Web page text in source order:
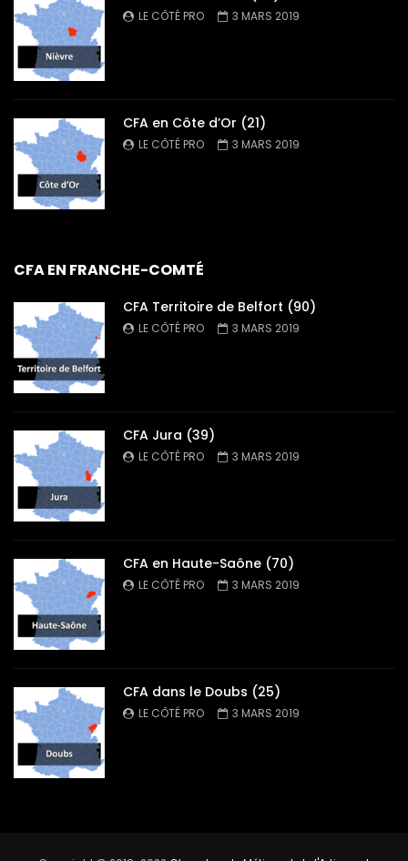
LE CÔTÉ PRO 3 MARS 2019
CFA en Côte d’Or (21)
LE CÔTÉ PRO 3 MARS 2019
CFA EN FRANCHE-COMTÉ
CFA Territoire de Belfort (90)
LE CÔTÉ PRO 3 MARS 2019
CFA Jura (39)
LE CÔTÉ PRO 3 MARS 2019
CFA en Haute-Saône (70)
LE CÔTÉ PRO 3 MARS 2019
CFA dans le Doubs (25)
LE CÔTÉ PRO 3 MARS 2019